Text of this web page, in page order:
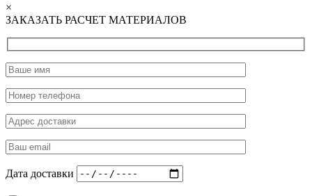
×
ЗАКАЗАТЬ РАСЧЕТ МАТЕРИАЛОВ
Дата доставки